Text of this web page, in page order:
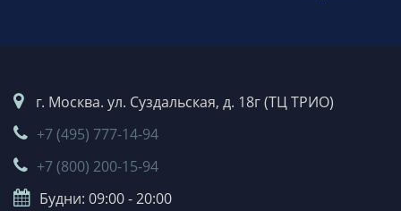
г. Москва. ул. Суздальская, д. 18г (ТЦ ТРИО)
+7 (495) 777-14-94
+7 (800) 200-15-94
Будни: 09:00 - 20:00